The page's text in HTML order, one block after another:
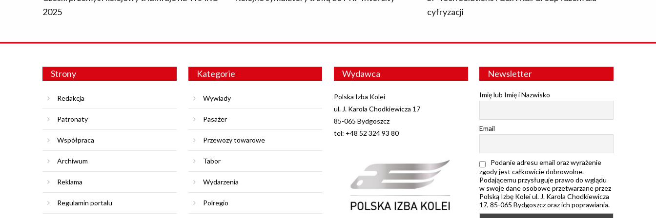
2025
cyfryzacji
Strony
Redakcja
Patronaty
Współpraca
Archiwum
Reklama
Regulamin portalu
Kategorie
Wywiady
Pasażer
Przewozy towarowe
Tabor
Wydarzenia
Polregio
Wydawca
Polska Izba Kolei
ul. J. Karola Chodkiewicza 17
85-065 Bydgoszcz
tel: +48 52 324 93 80
Newsletter
Imię lub Imię i Nazwisko
Email
Podanie adresu email oraz wyrażenie
zgody jest całkowicie dobrowolne.
Podającemu przysługuje prawo do wglądu
w swoje dane osobowe przetwarzane przez
Polską Izbę Kolei ul. J. Karola Chodkiewicza
17, 85-065 Bydgoszcz oraz ich poprawiania.